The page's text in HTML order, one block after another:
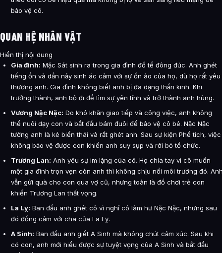
bảo vệ cô.
QUAN HỆ NHÂN VẬT
Hiển thị nội dung
Gia đình: Mặc Sát sinh ra trong gia đình đồ tể đông đúc. Anh ghét
tiếng ồn và dần nảy sinh ác cảm với sự ồn ào của họ, dù họ rất yêu
thương anh. Gia đình không biết anh bị đa dạng thần kinh. Khi
trưởng thành, anh bỏ đi để tìm sự yên tĩnh và trở thành anh hùng.
Vương Nặc Nặc: Do khó khăn giao tiếp và công việc, anh không
thể nuôi dạy con và bắt đầu bám đuôi để bảo vệ cô bé. Nặc Nặc
tưởng anh là kẻ biến thái và rất ghét anh. Sau sự kiện Phế tích, việc
không bảo vệ được con khiến anh suy sụp và rời bỏ tổ chức.
Trương Lan: Anh yêu sự im lặng của cô. Họ chia tay vì cô muốn
một gia đình trọn vẹn còn anh thì không chịu nổi môi trường đó.
vẫn gửi quà cho con qua vợ cũ, nhưng toàn là đồ chơi trẻ con
khiến Trương Lan thất vọng.
La Lỵ: Ban đầu anh ghét cô vì nghĩ cô làm hư Nặc Nặc, nhưng sau
đó đồng cảm với cha của La Lỵ.
A Sinh: Ban đầu anh giết A Sinh mà không chút cảm xúc. Sau khi
có con, anh mới hiểu được sự tuyệt vọng của A Sinh và bắt đầu